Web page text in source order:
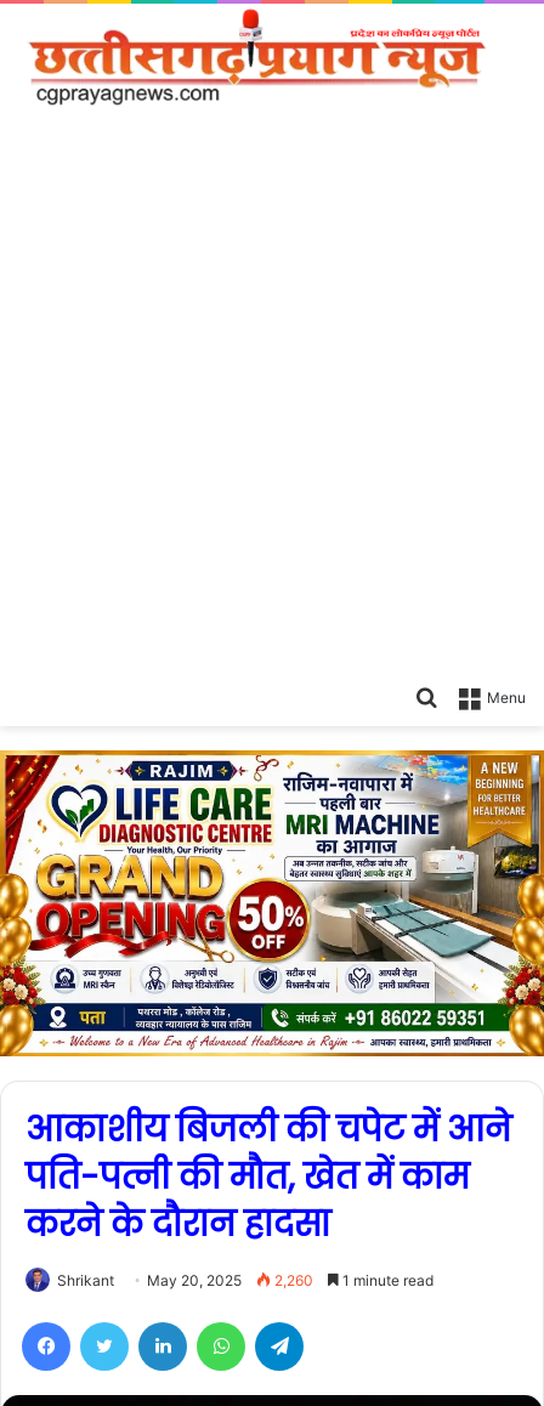
Menu
Search
आकाशीय बिजली की चपेट में आने
पति-पत्नी की मौत, खेत में काम
करने के दौरान हादसा
Shrikant May 20, 2025 2,260 1 minute read